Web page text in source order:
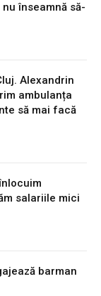
înseamnă să-
Alexandrin
ambulanța
să mai facă
salariile mici
barman